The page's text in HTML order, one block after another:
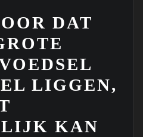
DAT
LIGGEN,
KAN